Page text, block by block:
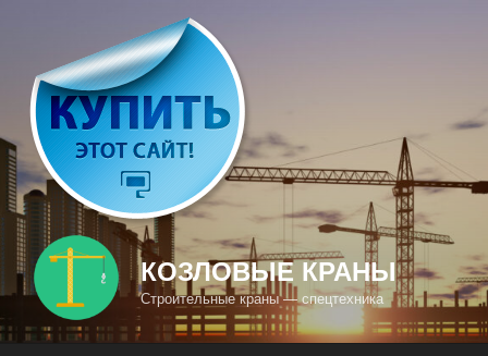
содержимому
КОЗЛОВЫЕ КРАНЫ
Строительные краны — спецтехника